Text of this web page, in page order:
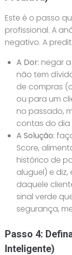
Este é o passo
profissional. A
negativo. A
A Dor: negar
não tem
de compras
ou para um
no passado,
contas do dia
A Solução:
Score,
histórico de
aluguel) e
daquele
sinal verde
segurança,
Passo 4:
Inteligente)